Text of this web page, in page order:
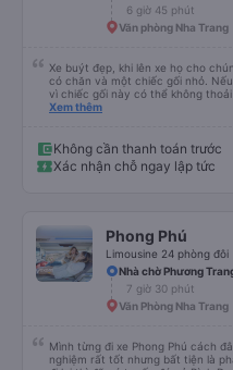
6 giờ 45 phút
Văn phòng Nha Trang
Xe buýt đẹp, khi lên xe họ cho
có chăn và một chiếc gối nhỏ.
vì chiếc gối này có thể không
thì không có đủ không gian về
chúng tôi đến nơi sớm hơn một giờ
Xem thêm
Không cần thanh toán trước
Xác nhận chỗ ngay lập tức
Phong Phú
Limousine 24 phòng đôi
Nhà chờ Phương
7 giờ 30 phút
Văn Phòng Nha Trang
Mình từng đi xe Phong Phú cách
nghiệm rất tốt nhưng bất tiện là